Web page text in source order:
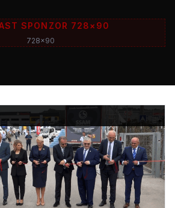
SPONZOR 728×90
728x90